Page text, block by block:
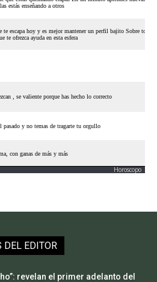
Horoscopo
DEL EDITOR
revelan el primer adelanto del